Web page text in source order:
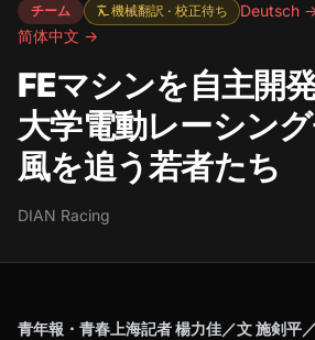
チーム 機械翻訳 · 校正待ち Deutsch
简体中文 →
FEマシンを自主開
大学電動レーシン
風を追う若者たち
DIAN Racing
青年報・青春上海記者 楊力佳／文 施剣平